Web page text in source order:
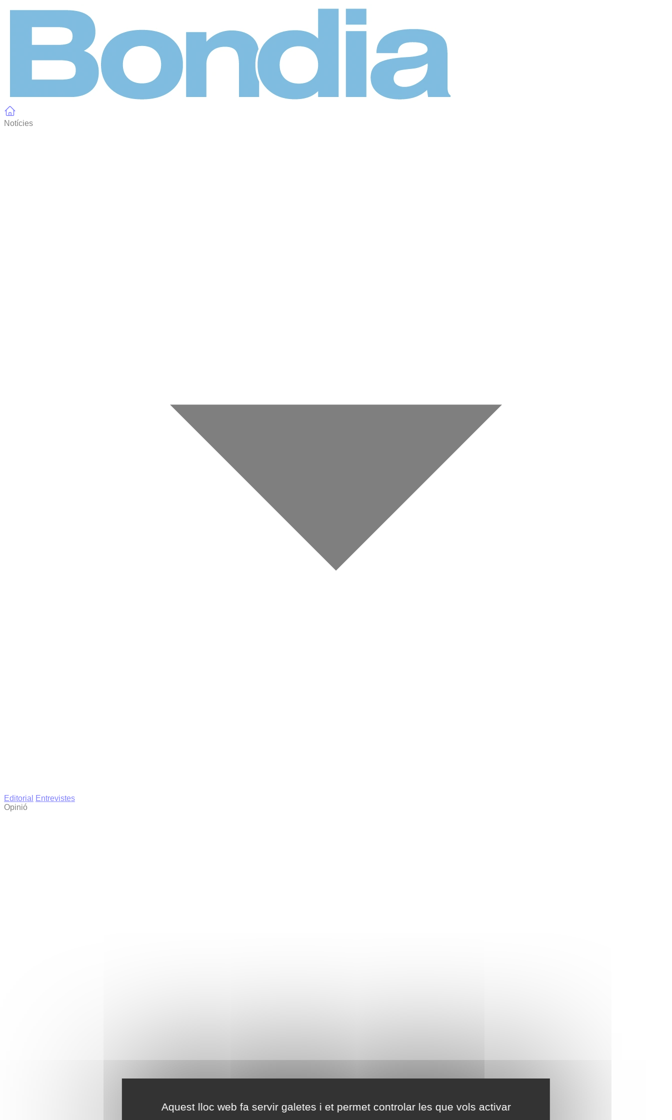
Aquest lloc web fa servir galetes i et permet controlar les que vols activar
Notícies
Editorial
Entrevistes
Opinió